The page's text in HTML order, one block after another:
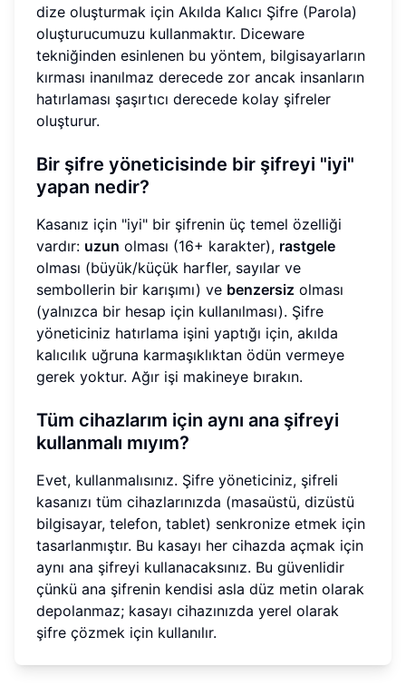
dize oluşturmak için Akılda Kalıcı Şifre (Parola)
oluşturucumuzu kullanmaktır. Diceware
tekniğinden esinlenen bu yöntem, bilgisayarların
kırması inanılmaz derecede zor ancak insanların
hatırlaması şaşırtıcı derecede kolay şifreler
oluşturur.
Bir şifre yöneticisinde bir şifreyi "iyi"
yapan nedir?
Kasanız için "iyi" bir şifrenin üç temel özelliği
vardır: uzun olması (16+ karakter), rastgele
olması (büyük/küçük harfler, sayılar ve
sembollerin bir karışımı) ve benzersiz olması
(yalnızca bir hesap için kullanılması). Şifre
yöneticiniz hatırlama işini yaptığı için, akılda
kalıcılık uğruna karmaşıklıktan ödün vermeye
gerek yoktur. Ağır işi makineye bırakın.
Tüm cihazlarım için aynı ana şifreyi
kullanmalı mıyım?
Evet, kullanmalısınız. Şifre yöneticiniz, şifreli
kasanızı tüm cihazlarınızda (masaüstü, dizüstü
bilgisayar, telefon, tablet) senkronize etmek için
tasarlanmıştır. Bu kasayı her cihazda açmak için
aynı ana şifreyi kullanacaksınız. Bu güvenlidir
çünkü ana şifrenin kendisi asla düz metin olarak
depolanmaz; kasayı cihazınızda yerel olarak
şifre çözmek için kullanılır.